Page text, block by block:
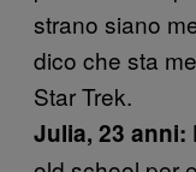
strano siano
dico che sta
Star Trek.
Julia, 23 anni: